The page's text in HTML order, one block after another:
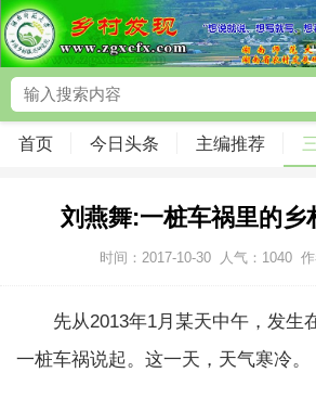
首页 今日头条 主编推荐
刘燕舞:一桩车祸里的乡
时间：2017-10-30 人气： 1040
先从2013年1月某天中午，发生
一桩车祸说起。这一天，天气寒冷。